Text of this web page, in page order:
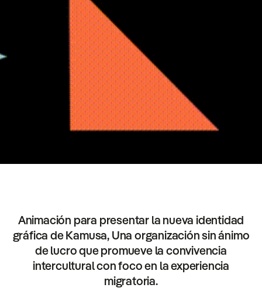
Animación para presentar la nueva identidad
gráfica de Kamusa, Una organización sin ánimo
de lucro que promueve la convivencia
intercultural con foco en la experiencia
migratoria.